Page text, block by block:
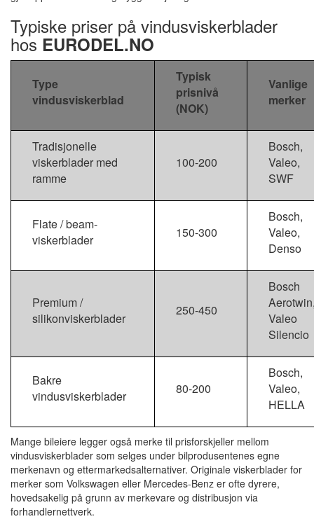
Typiske priser på vindusviskerblader
hos EURODEL.NO
Type
vindusviskerblad
Typisk
prisnivå
(NOK)
Vanlige
merker
Tradisjonelle
viskerblader med
ramme
100-200
Bosch,
Valeo,
SWF
Flate / beam-
viskerblader
150-300
Bosch,
Valeo,
Denso
Premium /
silikonviskerblader
250-450
Bosch
Valeo
Silencio
Bakre
vindusviskerblader
80-200
Bosch,
Valeo,
HELLA
Mange bileiere legger også merke til prisforskjeller mellom
vindusviskerblader som selges under bilprodusentenes egne
merkenavn og ettermarkedsalternativer. Originale viskerblader for
merker som Volkswagen eller Mercedes-Benz er ofte dyrere,
hovedsakelig på grunn av merkevare og distribusjon via
forhandlernettverk.